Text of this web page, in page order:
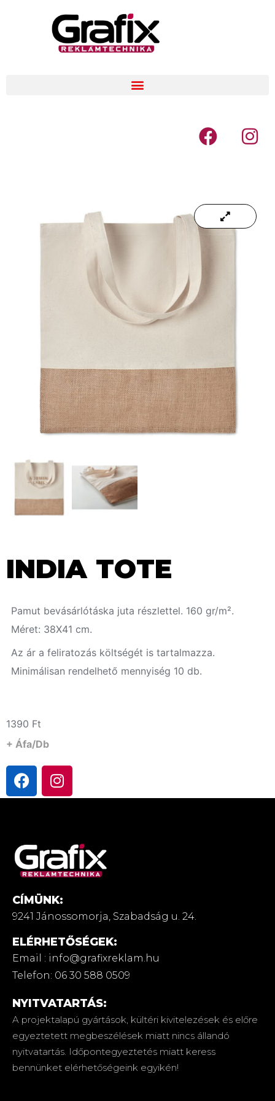
INDIA TOTE
Pamut bevásárlótáska juta részlettel. 160 gr/m².
Méret: 38X41 cm.
Az ár a feliratozás költségét is tartalmazza.
Minimálisan rendelhető mennyiség 10 db.
1390 Ft
+ Áfa/db
CÍMÜNK:
9241 Jánossomorja, Szabadság u. 24.
ELÉRHETŐSÉGEK:
Email : info@grafixreklam.hu
Telefon: 06 30 588 0509
NYITVATARTÁS:
A projektalapú gyártások, kültéri kivitelezések és előre
egyeztetett megbeszélések miatt nincs állandó
nyitvatartás. Időpontegyeztetés miatt keress
bennünket elérhetőségeink egyikén!